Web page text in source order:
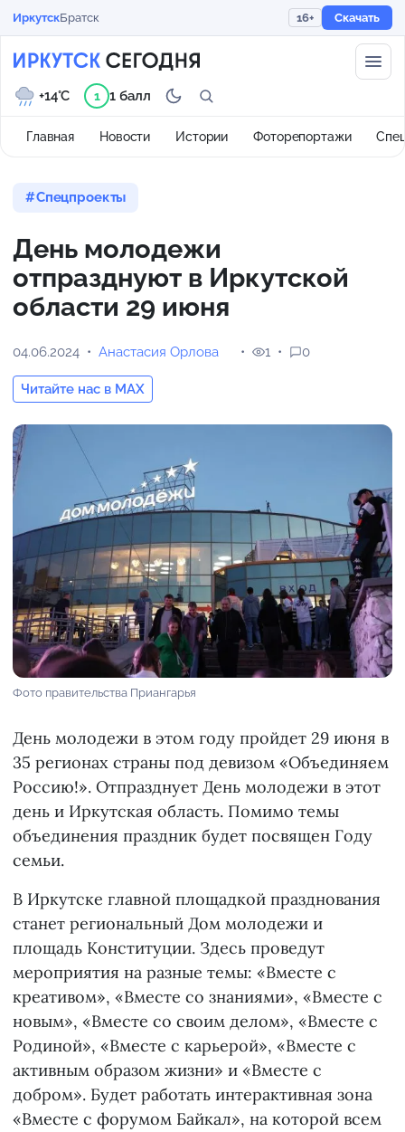
ИркутскБратск 16+ Скачать
Главная Новости Истории Фоторепортажи
+14°C 1 1 балл
Спецпроекты
День молодежи
отпразднуют в Иркутской
области 29 июня
04.06.2024 Анастасия Орлова
Читайте нас в MAX
1 0
Фото правительства Приангарья
День молодежи в этом году пройдет 29 июня в
35 регионах страны под девизом «Объединяем
Россию!». Отпразднует День молодежи в этот
день и Иркутская область. Помимо темы
объединения праздник будет посвящен Году
семьи.
В Иркутске главной площадкой празднования
станет региональный Дом молодежи и
площадь Конституции. Здесь проведут
мероприятия на разные темы: «Вместе с
креативом», «Вместе со знаниями», «Вместе с
новым», «Вместе со своим делом», «Вместе с
Родиной», «Вместе с карьерой», «Вместе с
активным образом жизни» и «Вместе с
добром». Будет работать интерактивная зона
«Вместе с форумом Байкал», на которой всем